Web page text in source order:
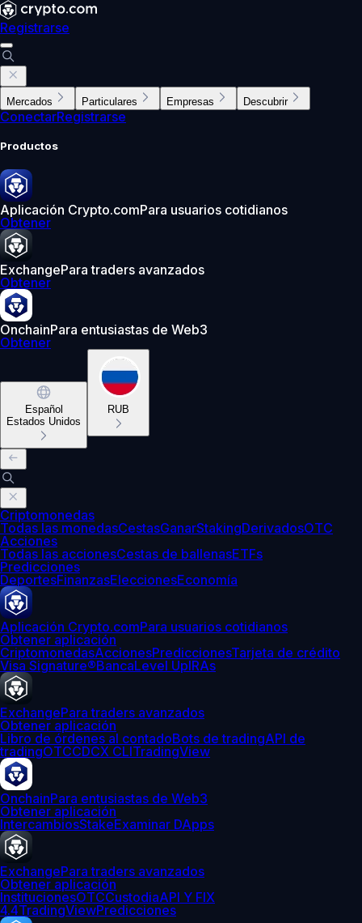
Registrarse
Mercados Particulares Empresas Descubrir
ConectarRegistrarse
Productos
Aplicación Crypto.comPara usuarios cotidianos
Obtener
ExchangePara traders avanzados
Obtener
OnchainPara entusiastas de Web3
Obtener
Español
Estados Unidos
RUB
Criptomonedas
Todas las monedasCestasGanarStakingDerivadosOTC
Acciones
Todas las accionesCestas de ballenasETFs
Predicciones
DeportesFinanzasEleccionesEconomía
Aplicación Crypto.comPara usuarios cotidianos
Obtener aplicación
CriptomonedasAccionesPrediccionesTarjeta de crédito
Visa Signature®BancaLevel UpIRAs
ExchangePara traders avanzados
Obtener aplicación
Libro de órdenes al contadoBots de tradingAPI de
tradingOTCCDCX CLITradingView
OnchainPara entusiastas de Web3
Obtener aplicación
IntercambiosStakeExaminar DApps
ExchangePara traders avanzados
Obtener aplicación
InstitucionesOTCCustodiaAPI Y FIX
4.4TradingViewPredicciones